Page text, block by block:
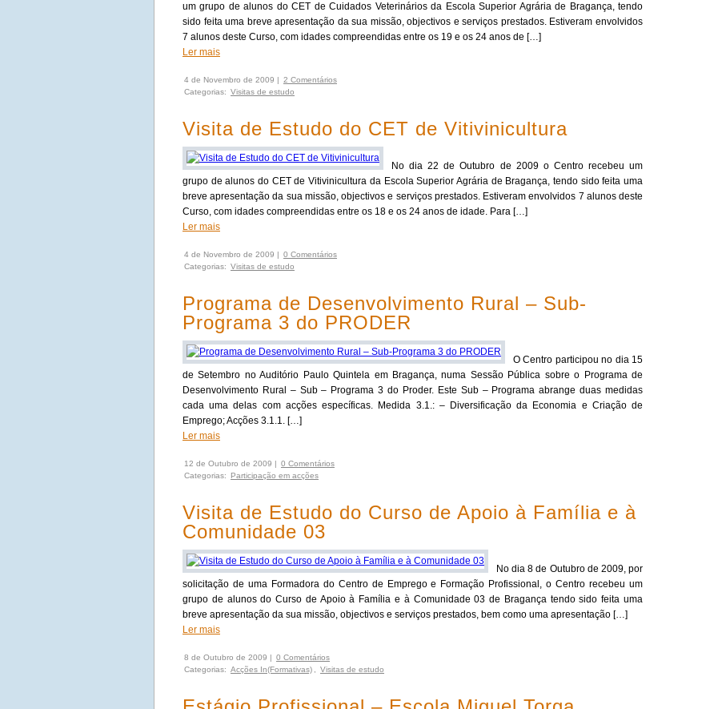
um grupo de alunos do CET de Cuidados Veterinários da Escola Superior Agrária de Bragança, tendo
sido feita uma breve apresentação da sua missão, objectivos e serviços prestados. Estiveram envolvidos
7 alunos deste Curso, com idades compreendidas entre os 19 e os 24 anos de […]
Ler mais
4 de Novembro de 2009 | 2 Comentários
Categorias: Visitas de estudo
Visita de Estudo do CET de Vitivinicultura
No dia 22 de Outubro de 2009 o Centro recebeu um
grupo de alunos do CET de Vitivinicultura da Escola Superior Agrária de Bragança, tendo sido feita uma
breve apresentação da sua missão, objectivos e serviços prestados. Estiveram envolvidos 7 alunos deste
Curso, com idades compreendidas entre os 18 e os 24 anos de idade. Para […]
Ler mais
4 de Novembro de 2009 | 0 Comentários
Categorias: Visitas de estudo
Programa de Desenvolvimento Rural – Sub-
Programa 3 do PRODER
O Centro participou no dia 15
de Setembro no Auditório Paulo Quintela em Bragança, numa Sessão Pública sobre o Programa de
Desenvolvimento Rural – Sub – Programa 3 do Proder. Este Sub – Programa abrange duas medidas
cada uma delas com acções específicas. Medida 3.1.: – Diversificação da Economia e Criação de
Emprego; Acções 3.1.1. […]
Ler mais
12 de Outubro de 2009 | 0 Comentários
Categorias:
Participação em acções
Visita de Estudo do Curso de Apoio à Família e à
Comunidade 03
No dia 8 de Outubro de 2009, por
solicitação de uma Formadora do Centro de Emprego e Formação Profissional, o Centro recebeu um
grupo de alunos do Curso de Apoio à Família e à Comunidade 03 de Bragança tendo sido feita uma
breve apresentação da sua missão, objectivos e serviços prestados, bem como uma apresentação […]
Ler mais
8 de Outubro de 2009 | 0 Comentários
Categorias: Acções In(Formativas) Visitas de estudo